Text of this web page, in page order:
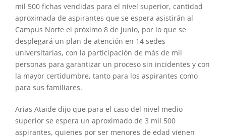
mil 500 fichas vendidas para el nivel superior, cantidad
aproximada de aspirantes que se espera asistirán al
Campus Norte el próximo 8 de junio, por lo que se
desplegará un plan de atención en 14 sedes
universitarias, con la participación de más de mil
personas para garantizar un proceso sin incidentes y con
la mayor certidumbre, tanto para los aspirantes como
para sus familiares.
Arias Ataide dijo que para el caso del nivel medio
superior se espera un aproximado de 3 mil 500
aspirantes, quienes por ser menores de edad vienen